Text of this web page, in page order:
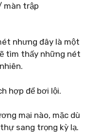
màn trập
nhưng đây là một
tìm thấy những nét
hợp để bơi lội.
mại nào, mặc dù
sang trọng kỳ lạ.